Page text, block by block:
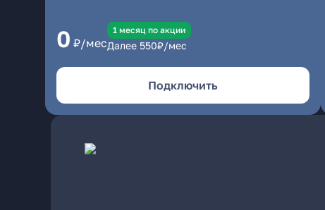
0 ₽/мес
1 месяц по акции
Далее 550₽/мес
Подключить